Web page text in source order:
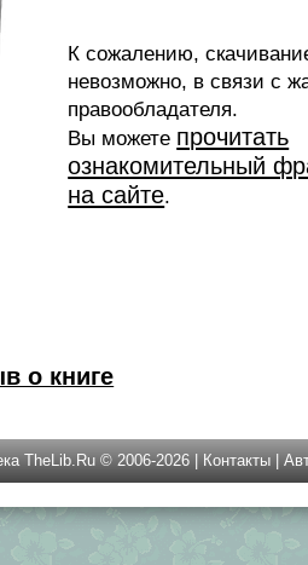
К сожалению,
невозможно, в связи с
правообладателя.
Вы можете прочитать
ознакомительный
на сайте.
о книге
TheLib.Ru © 2006-2026 | Контакты |